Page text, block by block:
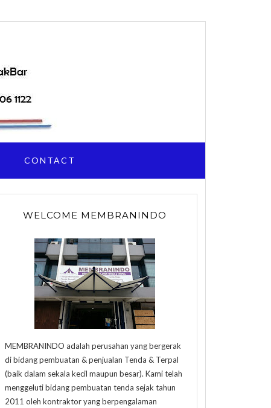
CONTACT
WELCOME MEMBRANINDO
MEMBRANINDO adalah perusahan yang bergerak
di bidang pembuatan & penjualan Tenda & Terpal
(baik dalam sekala kecil maupun besar). Kami telah
menggeluti bidang pembuatan tenda sejak tahun
2011 oleh kontraktor yang berpengalaman